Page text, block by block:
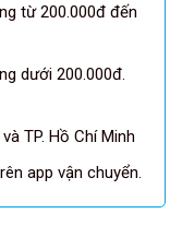
từ 200.000đ đến
dưới 200.000đ.
TP. Hồ Chí Minh
app vận chuyển.